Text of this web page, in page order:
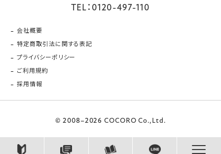
TEL：0120-497-110
会社概要
特定商取引法に関する表記
プライバシーポリシー
ご利用規約
採用情報
© 2008–2026 COCORO Co.,Ltd.